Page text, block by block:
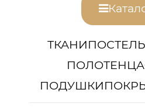
ТКАНИ
ПОЛОТЕНЦА
ПОДУШКИ